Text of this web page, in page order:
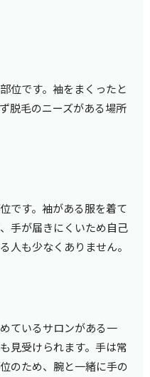
位です。袖をまくったと
脱毛のニーズがある場所
です。袖がある服を着て
手が届きにくいため自己
人も少なくありません。
ているサロンがある一
見受けられます。手は常
のため、腕と一緒に手の